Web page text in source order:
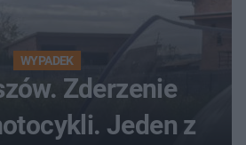
WYPADEK
Zderzenie
Jeden z